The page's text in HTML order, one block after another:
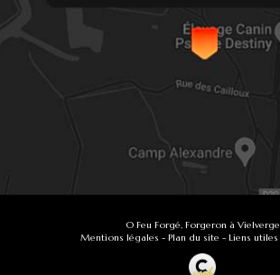
O Feu Forgé, Forgeron à Vielverge
Mentions légales - Plan du site - Liens utiles